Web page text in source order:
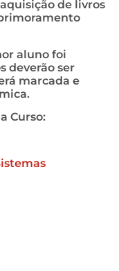
de livros
aluno foi
deverão ser
marcada e
Curso: